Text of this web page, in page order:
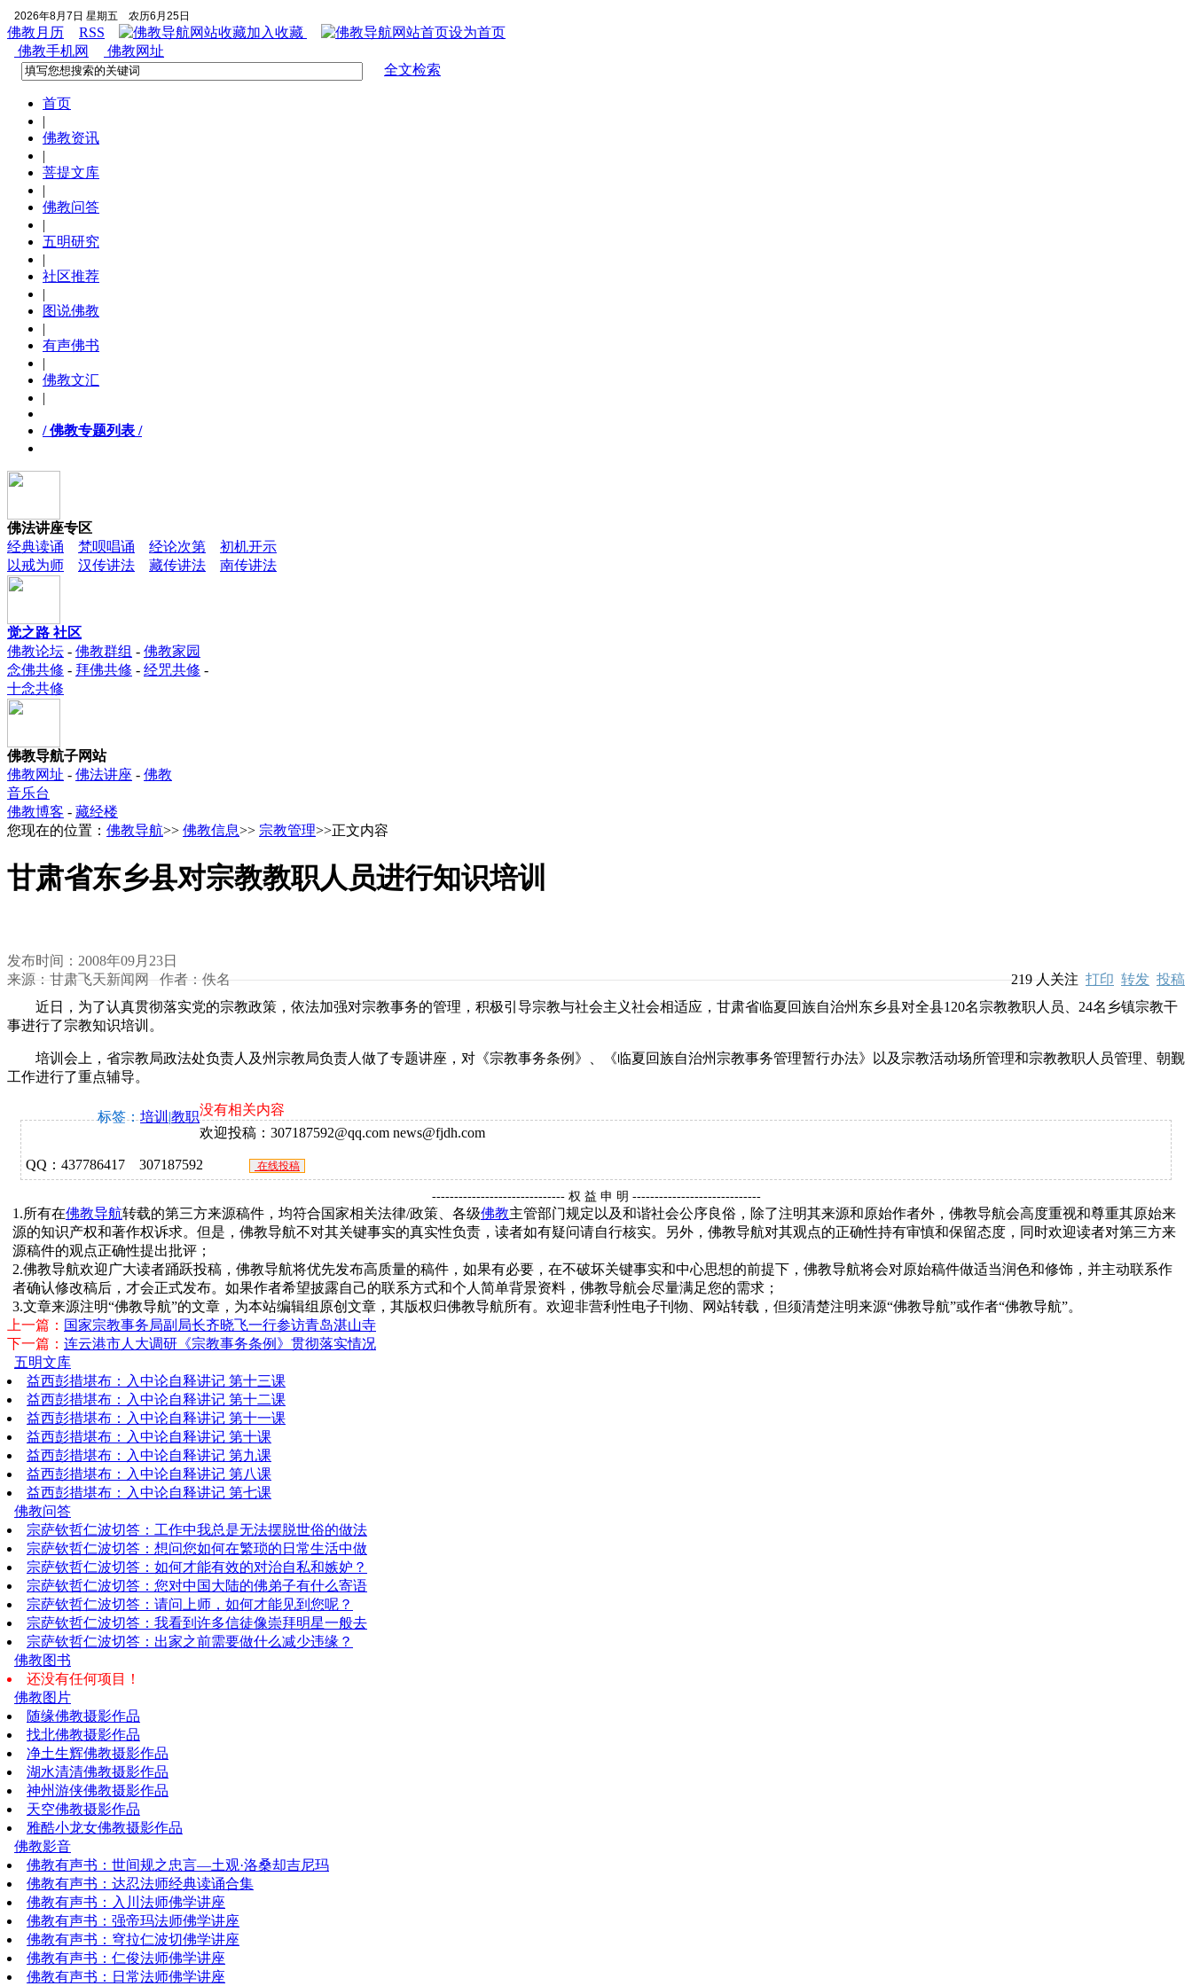
2026年8月7日 星期五 农历6月25日
佛教月历 RSS 加入收藏
设为首页
佛教手机网
佛教网址
全文检索
首页
|
佛教资讯
|
菩提文库
|
佛教问答
|
五明研究
|
社区推荐
|
图说佛教
|
有声佛书
|
佛教文汇
|
/ 佛教专题列表 /
佛法讲座专区
经典读诵
梵呗唱诵 经论次第
初机开示
以戒为师
汉传讲法 藏传讲法 南传讲法
觉之路 社区
佛教论坛 - 佛教群组 - 佛教家园
念佛共修 - 拜佛共修 - 经咒共修 -
十念共修
佛教导航子网站
佛教网址 - 佛法讲座 - 佛教
音乐台
佛教博客 - 藏经楼
您现在的位置： 佛教导航>> 佛教信息>> 宗教管理>>正文内容
甘肃省东乡县对宗教教职人员进行知识培训
发布时间：2008年09月23日
来源：甘肃飞天新闻网 作者：佚名
219人关注 打印 转发 投稿
近日，为了认真贯彻落实党的宗教政策，依法加强对宗教事务的管理，积极引导宗教与社会主义社会相适应，甘肃省临夏回族自治州东乡县对全县120名宗教教职人员、24名乡镇宗教干
事进行了宗教知识培训。
培训会上，省宗教局政法处负责人及州宗教局负责人做了专题讲座，对《宗教事务条例》、《临夏回族自治州宗教事务管理暂行办法》以及宗教活动场所管理和宗教教职人员管理、朝觐
工作进行了重点辅导。
标签：培训|教职没有相关内容
欢迎投稿：307187592@qq.com news@fjdh.com
QQ：437786417 307187592 在线投稿
------------------------------ 权 益 申 明 -----------------------------
1.所有在佛教导航转载的第三方来源稿件，均符合国家相关法律/政策、各级佛教主管部门规定以及和谐社会公序良俗，除了注明其来源和原始作者外，佛教导航会高度重视和尊重其原始来
源的知识产权和著作权诉求。但是，佛教导航不对其关键事实的真实性负责，读者如有疑问请自行核实。另外，佛教导航对其观点的正确性持有审慎和保留态度，同时欢迎读者对第三方来
源稿件的观点正确性提出批评；
2.佛教导航欢迎广大读者踊跃投稿，佛教导航将优先发布高质量的稿件，如果有必要，在不破坏关键事实和中心思想的前提下，佛教导航将会对原始稿件做适当润色和修饰，并主动联系作
者确认修改稿后，才会正式发布。如果作者希望披露自己的联系方式和个人简单背景资料，佛教导航会尽量满足您的需求；
3.文章来源注明“佛教导航”的文章，为本站编辑组原创文章，其版权归佛教导航所有。欢迎非营利性电子刊物、网站转载，但须清楚注明来源“佛教导航”或作者“佛教导航”。
上一篇： 国家宗教事务局副局长齐晓飞一行参访青岛湛山寺
下一篇： 连云港市人大调研《宗教事务条例》贯彻落实情况
五明文库
益西彭措堪布：入中论自释讲记 第十三课
益西彭措堪布：入中论自释讲记 第十二课
益西彭措堪布：入中论自释讲记 第十一课
益西彭措堪布：入中论自释讲记 第十课
益西彭措堪布：入中论自释讲记 第九课
益西彭措堪布：入中论自释讲记 第八课
益西彭措堪布：入中论自释讲记 第七课
佛教问答
宗萨钦哲仁波切答：工作中我总是无法摆脱世俗的做法
宗萨钦哲仁波切答：想问您如何在繁琐的日常生活中做
宗萨钦哲仁波切答：如何才能有效的对治自私和嫉妒？
宗萨钦哲仁波切答：您对中国大陆的佛弟子有什么寄语
宗萨钦哲仁波切答：请问上师，如何才能见到您呢？
宗萨钦哲仁波切答：我看到许多信徒像崇拜明星一般去
宗萨钦哲仁波切答：出家之前需要做什么减少违缘？
佛教图书
还没有任何项目！
佛教图片
随缘佛教摄影作品
找北佛教摄影作品
净土生辉佛教摄影作品
湖水清清佛教摄影作品
神州游侠佛教摄影作品
天空佛教摄影作品
雅酷小龙女佛教摄影作品
佛教影音
佛教有声书：世间规之忠言—土观·洛桑却吉尼玛
佛教有声书：达忍法师经典读诵合集
佛教有声书：入川法师佛学讲座
佛教有声书：强帝玛法师佛学讲座
佛教有声书：穹拉仁波切佛学讲座
佛教有声书：仁俊法师佛学讲座
佛教有声书：日常法师佛学讲座